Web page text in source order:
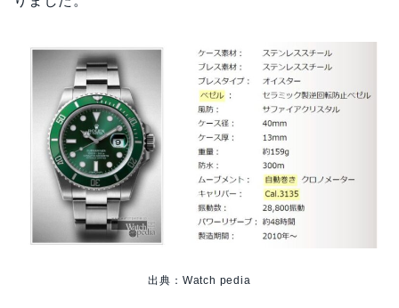
出典：Watch pedia